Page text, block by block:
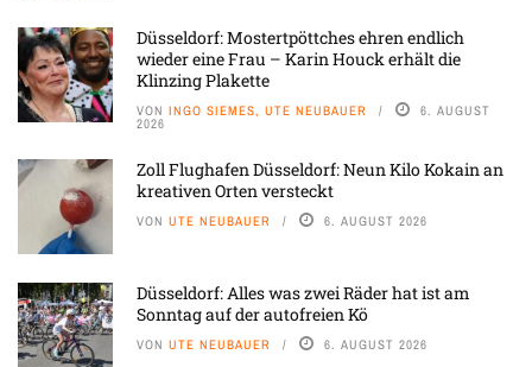
Düsseldorf: Mostertpöttches ehren endlich
wieder eine Frau – Karin Houck erhält die
Klinzing Plakette
VON INGO SIEMES, UTE NEUBAUER 6. AUGUST
2026
Zoll Flughafen Düsseldorf: Neun Kilo Kokain an
kreativen Orten versteckt
VON UTE NEUBAUER 6. AUGUST 2026
Düsseldorf: Alles was zwei Räder hat ist am
Sonntag auf der autofreien Kö
VON UTE NEUBAUER 6. AUGUST 2026